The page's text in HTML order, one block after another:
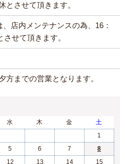
とさせて頂きます。
店内メンテナンスの為、16：
せて頂きます。
方までの営業となります。
水 木 金
土
1
5 6 7
8
12 13 14
15